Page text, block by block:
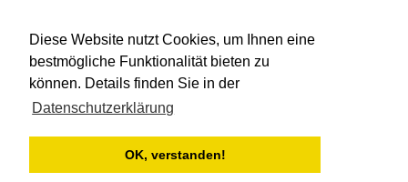
Diese Website nutzt Cookies, um Ihnen eine
bestmögliche Funktionalität bieten zu
können. Details finden Sie in der
Datenschutzerklärung
OK, verstanden!